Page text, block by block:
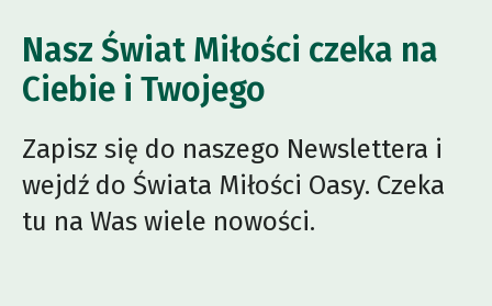
Nasz Świat Miłości czeka na
Ciebie i Twojego
Zapisz się do naszego Newslettera i
wejdź do Świata Miłości Oasy. Czeka
tu na Was wiele nowości.